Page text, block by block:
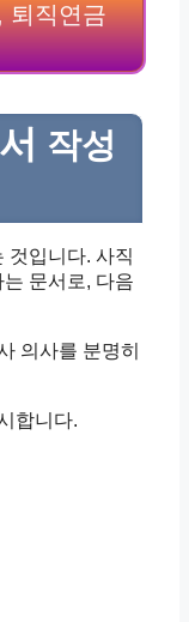
퇴직연금
작성
것입니다. 사직
문서로, 다음
의사를 분명히
합니다.